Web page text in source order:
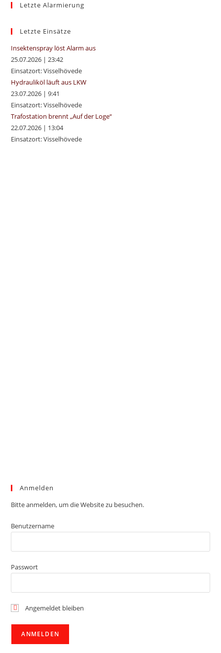
Letzte Alarmierung
Letzte Einsätze
Insektenspray löst Alarm aus
25.07.2026 |23:42
Einsatzort: Visselhövede
Hydrauliköl läuft aus LKW
23.07.2026 |9:41
Einsatzort: Visselhövede
Trafostation brennt „Auf der Loge“
22.07.2026 | 13:04
Einsatzort: Visselhövede
Anmelden
Bitte anmelden, um die Website zu besuchen.
Benutzername
Passwort
Angemeldet bleiben